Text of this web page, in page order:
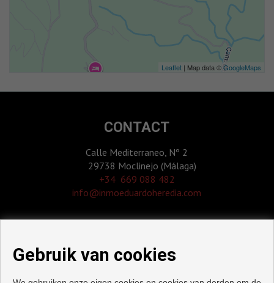
Leaflet | Map data ©GoogleMaps
CONTACT
Calle Mediterraneo, Nº 2
29738 Moclinejo (Málaga)
‎+34 669 088 482
info@inmoeduardoheredia.com
Gebruik van cookies